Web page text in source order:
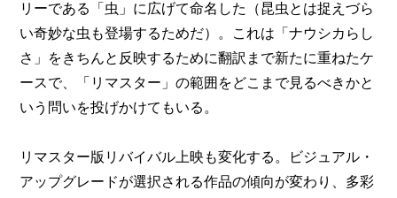
リーである「虫」に広げて命名した（昆虫とは捉えづら
い奇妙な虫も登場するためだ）。これは「ナウシカらし
さ」をきちんと反映するために翻訳まで新たに重ねたケ
ースで、「リマスター」の範囲をどこまで見るべきかと
いう問いを投げかけてもいる。
リマスター版リバイバル上映も変化する。ビジュアル・
アップグレードが選択される作品の傾向が変わり、多彩